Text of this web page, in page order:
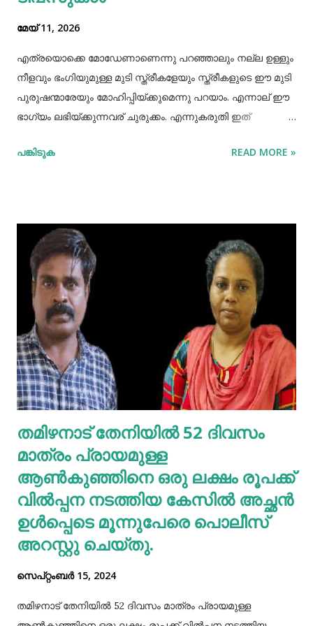
മേയ് 11, 2026
എത്രയൊക്കെ മോഡേണാണെന്നു പറഞ്ഞാലും നല്ല ഉള്ളും
നീളവും ഭംഗിയുമുള്ള മുടി സ്ത്രീകളേയും സ്ത്രീകളുടെ ഈ മുടി
പുരുഷന്മാരേയും മോഹിപ്പിയ്ക്കുമെന്നു പറയാം. എന്നാല് ഈ
ഭാഗ്യം ലഭിയ്ക്കുന്നവര് ചുരുക്കം. എന്നുകരുതി ഇത്
സഹായിക്കുന്ന ചില വഴികളെക്കുറിച്ചറിയൂ,മുടി വളര്‍ച്ചയ്ക്ക്
ചീകുന്നത് ശരിയായ രീതിയിലല്ലെങ്കില്‍ മുടി ജട പിടിക്കാനും
പൊട്ടിപ്പോകാനുമുള്ള സാധ്യതയും കൂടും. മുടി ശരിയായി
ചീകുന്നതിനും ചില വഴികളുണ്ട്. ആമസോണിൽ 80% വരെ
ഓഫറിൽ വ്യത്യസ്ത വിഭാഗത്തിലുള്ള ഉത്പന്നങ്ങൾ
വാങ്ങാവുന്നതിനായി ഇവിടെ ക്ലിക്ക് ചെയ്യുക ദിവസവും
മുടി കഴുകണമെന്നില്ല. ഇത് മുടിയിലെ സ്വാഭാവിക
എണ്ണമയം നഷ്ടപ്പെടുത്തും. ദിവസവും കഴുകുകയെങ്കില്‍
ഇതനുസരിച്ച് എണ്ണ തേയ്ക്കുകയും വേണം. എന്നാല്‍
മുടിയിലെ അഴുക്കു നീക്കി വൃത്തിയാക്കി വയ്‌ക്കേണ്ടതും
അത്യാവശ്യം. അല്ലെങ്കില്‍ ഇത് മുടിവളര്‍ച്ചയെ
തടസപ്പെടുത്തും. നല്ല ഭക്ഷണം, വെള്ളം കുടിയ്ക്കുക, നല്ല
ഉറക്കം എന്നിവ മു...
പങ്കിടുക READ MORE »
തമിഴനാട് തേനിയില്‍ 52 ദിവസം
മാത്രം പ്രായമുള്ള
ആണ്‍കുഞ്ഞിനെ ഒരു ലക്ഷം രൂപക്ക്
വില്‍പ്പന നടത്തിയ കേസില്‍ അച്ഛൻ
ഉള്‍പ്പെടെ മൂന്നുപേരെ പൊലീസ്
അറസ്റ്റു ചെയ്തു.
സെപ്റ്റംബർ 15, 2024
തമിഴനാട് തേനിയില്‍ 52 ദിവസം മാത്രം പ്രായമുള്ള